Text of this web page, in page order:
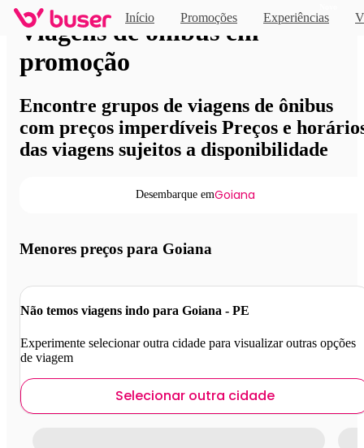
Início Promoções Experiências
Viagens de ônibus em
promoção
Encontre grupos de viagens de ônibus
com preços imperdíveis Preços e
das viagens sujeitos a disponibilidade
Desembarque emGoiana
Menores preços para Goiana
Não temos viagens indo para Goiana - PE
Experimente selecionar outra cidade para visualizar outras opções
de viagem
Selecionar outra cidade